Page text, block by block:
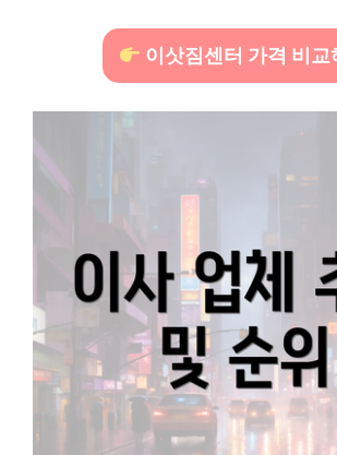
이삿짐센터 가격 비교